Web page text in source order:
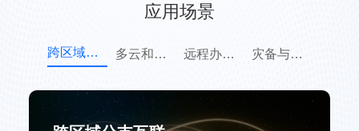
应用场景
跨区域分支互联 多云和混合云接入 远程办公与移动办公 灾备与高可用场景